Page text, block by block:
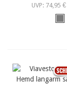
UVP: 74,95 €